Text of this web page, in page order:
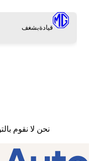
قيادةبشغف
نحن لا نقوم